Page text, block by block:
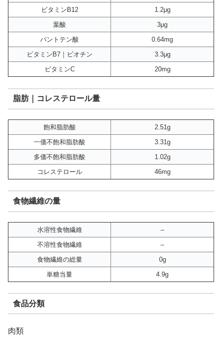
ビタミンB12
1.2μg
葉酸
3μg
パントテン酸
0.64mg
ビタミンB7｜ビオチン
3.3μg
ビタミンC
20mg
脂肪｜コレステロール量
飽和脂肪酸
2.51g
一価不飽和脂肪酸
3.31g
多価不飽和脂肪酸
1.02g
コレステロール
46mg
食物繊維の量
水溶性食物繊維
–
不溶性食物繊維
–
食物繊維の総量
0g
単糖当量
4.9g
食品分類
肉類